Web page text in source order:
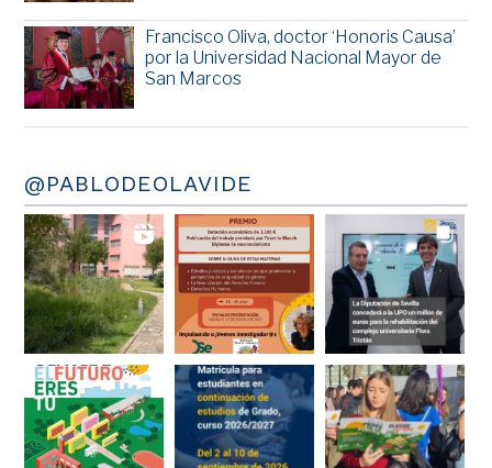
Francisco Oliva, doctor ‘Honoris Causa’
por la Universidad Nacional Mayor de
San Marcos
@PABLODEOLAVIDE